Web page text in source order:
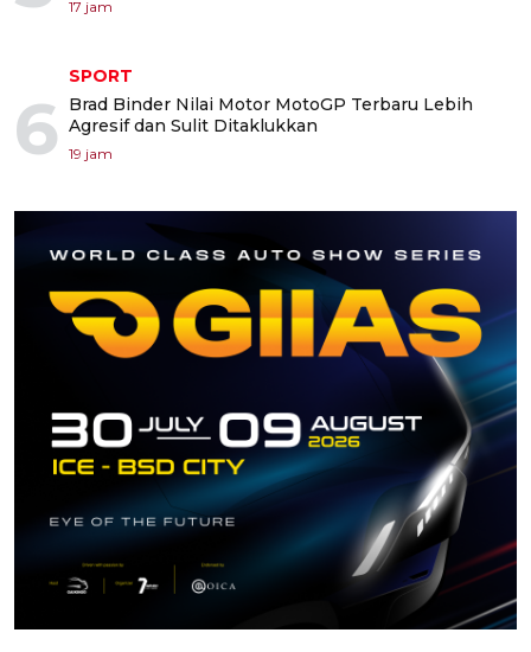
17 jam
6
SPORT
Brad Binder Nilai Motor MotoGP Terbaru Lebih
Agresif dan Sulit Ditaklukkan
19 jam